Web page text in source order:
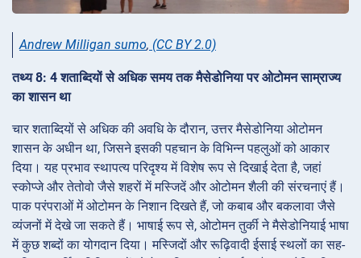
Andrew Milligan sumo, (CC BY 2.0)
तथ्य 8: 4 शताब्दियों से अधिक समय तक मैसेडोनिया पर ओटोमन साम्राज्य
का शासन था
चार शताब्दियों से अधिक की अवधि के दौरान, उत्तर मैसेडोनिया ओटोमन
शासन के अधीन था, जिसने इसकी पहचान के विभिन्न पहलुओं को आकार
दिया। यह प्रभाव स्थापत्य परिदृश्य में विशेष रूप से दिखाई देता है, जहां
स्कोप्जे और तेतोवो जैसे शहरों में मस्जिदें और ओटोमन शैली की संरचनाएं हैं।
पाक परंपराओं में ओटोमन के निशान दिखते हैं, जो कबाब और बकलावा जैसे
व्यंजनों में देखे जा सकते हैं। भाषाई रूप से, ओटोमन तुर्की ने मैसेडोनियाई भाषा
में कुछ शब्दों का योगदान दिया। मस्जिदों और रूढ़िवादी ईसाई स्थलों का सह-